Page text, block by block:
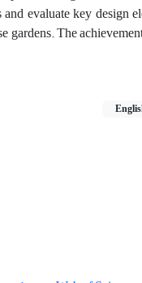
evaluate key design
gardens. The